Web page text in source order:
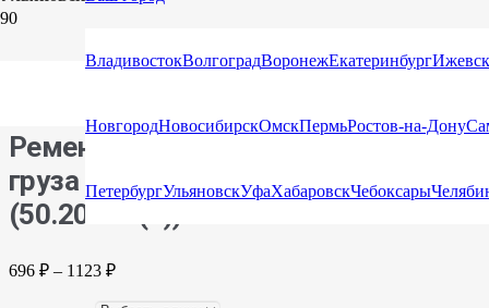
ВладивостокВолгоградВоронежЕкатеринбургИжевск
НовгородНовосибирскОмскПермьРостов-на-Дону
ПетербургУльяновскУфаХабаровскЧебоксары
Каталог/Стяжные ремни/Стяжные ремни с
Ремень стяжной для крепления
груза 2,0/4,0тн с крюками
(50.20.3.C(L))
696 ₽ – 1123 ₽